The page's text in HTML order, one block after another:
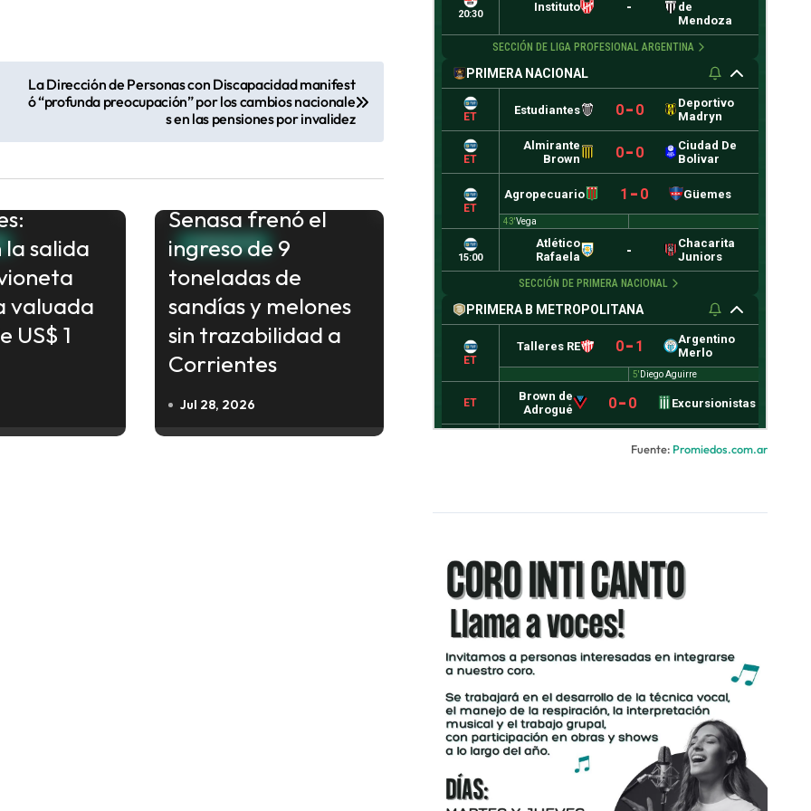
La Dirección de Personas con Discapacidad manifest
ó “profunda preocupación” por los cambios nacionale
s en las pensiones por invalidez
salida
valuada
US$ 1
CORRIENTES
Senasa frenó el
ingreso de 9
toneladas de
sandías y melones
sin trazabilidad a
Corrientes
Jul 28, 2026
Fuente: Promiedos.com.ar